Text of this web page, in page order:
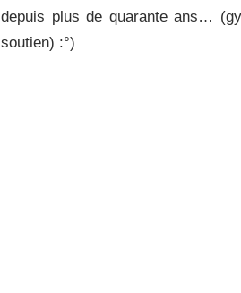
depuis plus de quarante ans…
soutien) :°)